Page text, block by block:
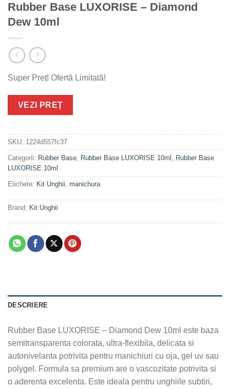
Rubber Base LUXORISE – Diamond
Dew 10ml
Super Preț! Ofertă Limitată!
VEZI PREȚ
SKU: 1224d557fc37
Categorii: Rubber Base Rubber Base LUXORISE 10ml
Rubber Base
LUXORISE 10ml
Etichete: Kit Unghii manichura
Brand: Kit Unghii
DESCRIERE
Rubber Base LUXORISE – Diamond Dew 10ml este baza
semitransparenta colorata, ultra-flexibila, delicata si
autonivelanta potrivita pentru manichiuri cu oja, gel uv sau
polygel. Formula sa premium are o vascozitate potrivita si
o aderenta excelenta. Este ideala pentru unghiile subtiri,